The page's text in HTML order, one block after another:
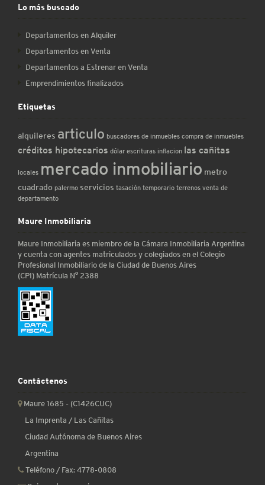
Lo más buscado
Departamentos en Alquiler
Departamentos en Venta
Departamentos a Estrenar en Venta
Emprendimientos finalizados
Etiquetas
alquileres articulo buscadores de inmuebles compra de inmuebles
créditos hipotecarios dólar escrituras inflacion las cañitas
locales mercado inmobiliario metro
cuadrado palermo servicios tasación temporario terrenos venta de
departamento
Maure Inmobiliaria
Maure Inmobiliaria es miembro de la Cámara Inmobiliaria Argentina
y cuenta con agentes matriculados y colegiados en el Colegio
Profesional Inmobiliario de la Ciudad de Buenos Aires
(CPI) Matrícula N° 2388
Contáctenos
Maure 1685 - (C1426CUC)
La Imprenta / Las Cañitas
Ciudad Autónoma de Buenos Aires
Argentina
Teléfono / Fax:4778-0808